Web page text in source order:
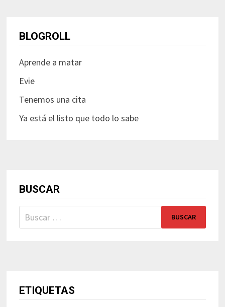
BLOGROLL
Aprende a matar
Evie
Tenemos una cita
Ya está el listo que todo lo sabe
BUSCAR
Buscar:
ETIQUETAS